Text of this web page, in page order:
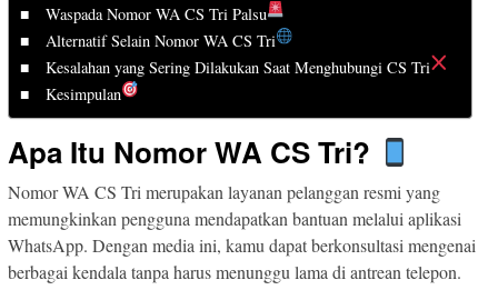
Waspada Nomor WA CS Tri Palsu
Alternatif Selain Nomor WA CS Tri
Kesalahan yang Sering Dilakukan Saat Menghubungi CS Tri
Kesimpulan
Apa Itu Nomor WA CS Tri?
Nomor WA CS Tri merupakan layanan pelanggan resmi yang
memungkinkan pengguna mendapatkan bantuan melalui aplikasi
WhatsApp. Dengan media ini, kamu dapat berkonsultasi mengenai
berbagai kendala tanpa harus menunggu lama di antrean telepon.